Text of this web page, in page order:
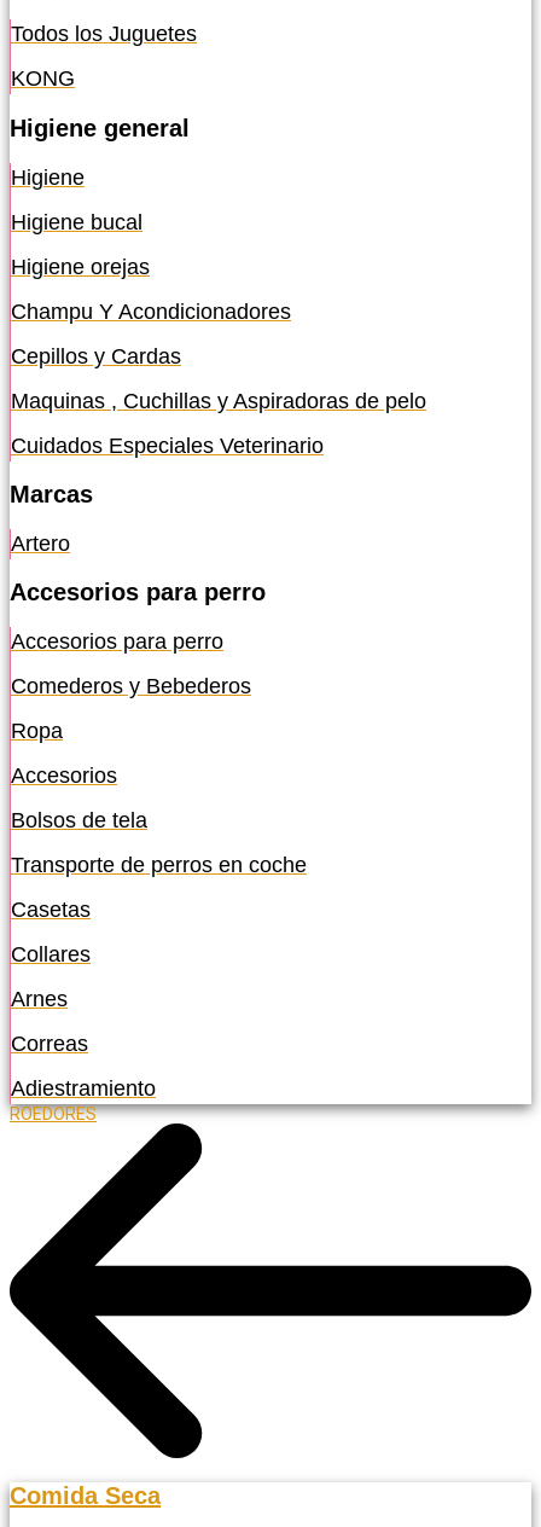
Todos los Juguetes
KONG
Higiene general
Higiene
Higiene bucal
Higiene orejas
Champu Y Acondicionadores
Cepillos y Cardas
Maquinas , Cuchillas y Aspiradoras de pelo
Cuidados Especiales Veterinario
Marcas
Artero
Accesorios para perro
Accesorios para perro
Comederos y Bebederos
Ropa
Accesorios
Bolsos de tela
Transporte de perros en coche
Casetas
Collares
Arnes
Correas
Adiestramiento
ROEDORES
Comida Seca